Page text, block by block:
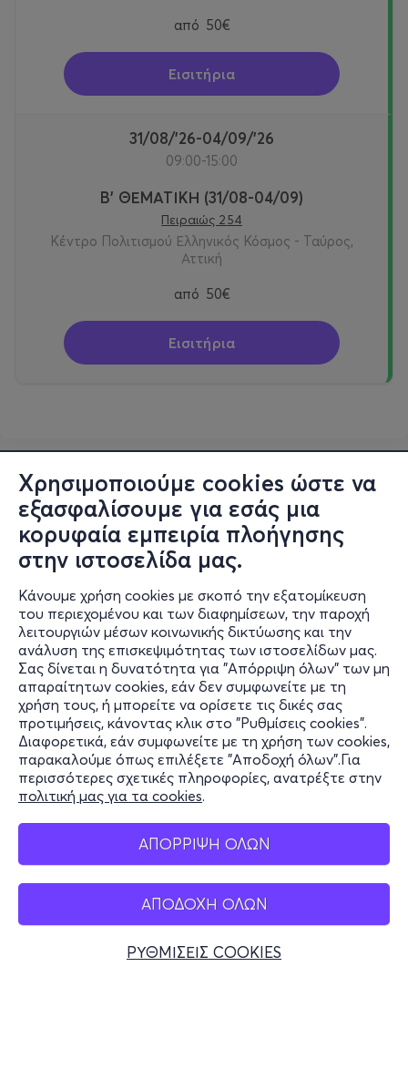
Χρησιμοποιούμε cookies ώστε να
εξασφαλίσουμε για εσάς μια
κορυφαία εμπειρία πλοήγησης
στην ιστοσελίδα μας.
Κάνουμε χρήση cookies με σκοπό την εξατομίκευση
του περιεχομένου και των διαφημίσεων, την παροχή
λειτουργιών μέσων κοινωνικής δικτύωσης και την
ανάλυση της επισκεψιμότητας των ιστοσελίδων μας.
Σας δίνεται η δυνατότητα για "Απόρριψη όλων" των μη
απαραίτητων cookies, εάν δεν συμφωνείτε με τη
χρήση τους, ή μπορείτε να ορίσετε τις δικές σας
προτιμήσεις, κάνοντας κλικ στο "Ρυθμίσεις cookies".
Διαφορετικά, εάν συμφωνείτε με τη χρήση των cookies,
παρακαλούμε όπως επιλέξετε "Αποδοχή όλων".Για
περισσότερες σχετικές πληροφορίες, ανατρέξτε στην
πολιτική μας για τα cookies.
ΑΠΟΡΡΙΨΗ ΟΛΩΝ
ΑΠΟΔΟΧΗ ΟΛΩΝ
ΡΥΘΜΙΣΕΙΣ COOKIES
09:00 - 10:30:
δραστηριοτήτων στις ομάδες.
Πρόγραμμα οργανωμένων δραστηριοτήτων
Μεσημεριανό ( δεν παρέχεται).
14:00 - 15:00:Πρόγραμμα οργανωμένων
δραστηριοτήτων στις ομάδες.
15:00 - 16:00:Αναχώρηση παιδιών και προαιρετική
από 50€
Εισιτήρια
31/08/'26-04/09/'26
09:00-15:00
Β' ΘΕΜΑΤΙΚΗ (31/08-04/09)
Πειραιώς 254
Κέντρο Πολιτισμού Ελληνικός Κόσμος - Ταύρος,
Αττική
από 50€
Εισιτήρια
Πληροφορίες
Υποστήριξη
Stay Connected
Mobile app